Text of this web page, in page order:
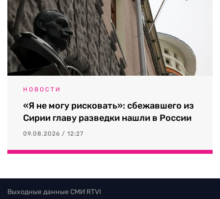
НОВОСТИ
«Я не могу рисковать»: сбежавшего из
Сирии главу разведки нашли в России
09.08.2026 / 12:27
Выходные данные СМИ RTVI